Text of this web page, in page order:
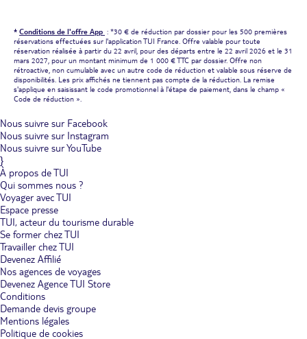
* Conditions de l'offre App : *30 € de réduction par dossier pour les 500 premières
réservations effectuées sur l'application TUI France. Offre valable pour toute
réservation réalisée à partir du 22 avril, pour des départs entre le 22 avril 2026 et le 31
mars 2027, pour un montant minimum de 1 000 € TTC par dossier. Offre non
rétroactive, non cumulable avec un autre code de réduction et valable sous réserve de
disponibilités. Les prix affichés ne tiennent pas compte de la réduction. La remise
s'applique en saisissant le code promotionnel à l'étape de paiement, dans le champ «
Code de réduction ».
Nous suivre sur Facebook
Nous suivre sur Instagram
Nous suivre sur YouTube
}
À propos de TUI
Qui sommes nous ?
Voyager avec TUI
Espace presse
TUI, acteur du tourisme durable
Se former chez TUI
Travailler chez TUI
Devenez Affilié
Nos agences de voyages
Devenez Agence TUI Store
Conditions
Demande devis groupe
Mentions légales
Politique de cookies